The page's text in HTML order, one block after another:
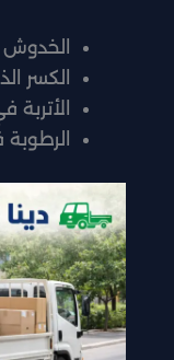
الكسر
الأتربة